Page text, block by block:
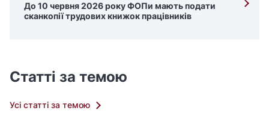
До 10 червня 2026 року ФОПи мають подати
сканкопії трудових книжок працівників
Статті за темою
Усі статті за темою